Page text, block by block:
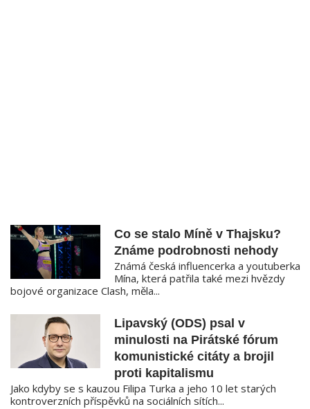
Co se stalo Míně v Thajsku?
Známe podrobnosti nehody
Známá česká influencerka a youtuberka
Mína, která patřila také mezi hvězdy
bojové organizace Clash, měla...
Lipavský (ODS) psal v
minulosti na Pirátské fórum
komunistické citáty a brojil
proti kapitalismu
Jako kdyby se s kauzou Filipa Turka a jeho 10 let starých
kontroverzních příspěvků na sociálních sítích...